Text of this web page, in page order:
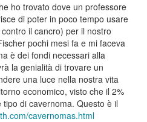
ho trovato dove un professore
di poter in poco tempo usare
il cancro) per il nostro
pochi mesi fa e mi faceva
è dei fondi necessari alla
la genialità di trovare un
una luce nella nostra vita
economico, visto che il 2%
di cavernoma. Questo è il
cavernomas.html